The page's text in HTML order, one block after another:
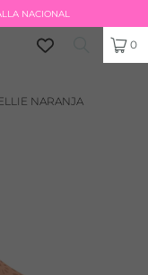
NACIONAL
0
NARANJA